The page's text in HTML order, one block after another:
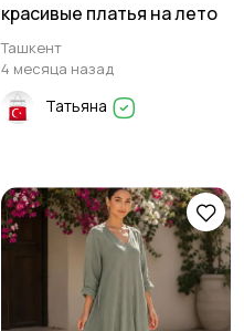
красивые платья на лето
Ташкент
4 месяца назад
Татьяна